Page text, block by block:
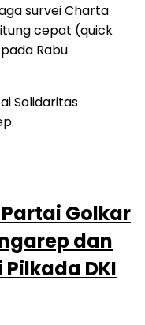
survei Charta
cepat (quick
Rabu
Golkar
dan
DKI